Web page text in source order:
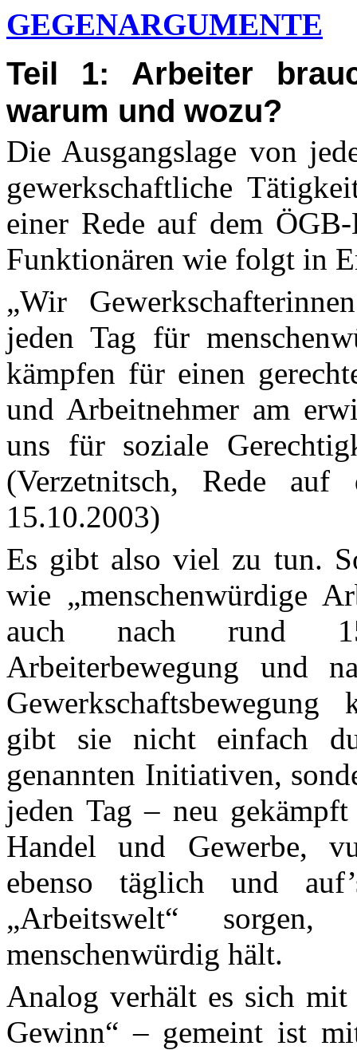
GEGENARGUMENTE
Teil 1: Arbeiter
warum und wozu?
Die Ausgangslage von
gewerkschaftliche
einer Rede auf dem
Funktionären wie folgt in
„Wir
jeden Tag für
kämpfen für einen
und Arbeitnehmer am
uns für soziale
(Verzetnitsch, Rede
15.10.2003)
Es gibt also viel zu tun.
wie „menschenwürdige
auch nach rund
Arbeiterbewegung und
gibt sie nicht einfach
genannten Initiativen,
jeden Tag – neu
Handel und Gewerbe,
ebenso täglich und
„Arbeitswelt“
menschenwürdig hält.
Analog verhält es sich
Gewinn“ – gemeint ist